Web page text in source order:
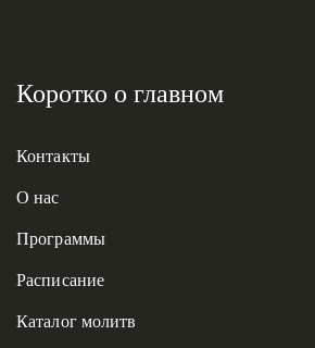
Коротко о главном
Контакты
О нас
Программы
Расписание
Каталог молитв